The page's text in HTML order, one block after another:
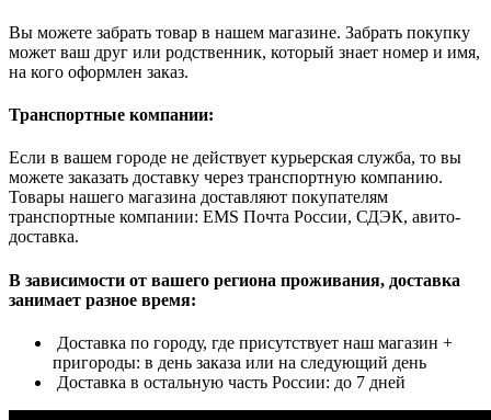
Вы можете забрать товар в нашем магазине. Забрать покупку
может ваш друг или родственник, который знает номер и имя,
на кого оформлен заказ.
Транспортные компании:
Если в вашем городе не действует курьерская служба, то вы
можете заказать доставку через транспортную компанию.
Товары нашего магазина доставляют покупателям
транспортные компании: EMS Почта России, СДЭК, авито-
доставка.
В зависимости от вашего региона проживания, доставка
занимает разное время:
Доставка по городу, где присутствует наш магазин +
пригороды: в день заказа или на следующий день
Доставка в остальную часть России: до 7 дней